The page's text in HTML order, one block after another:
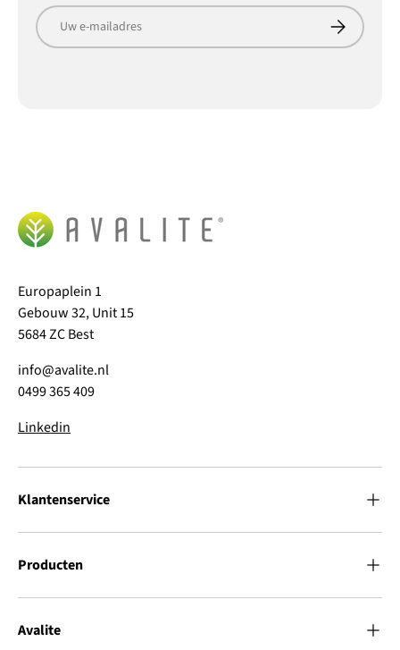
E-mailadres Abonneer
Europaplein 1
Gebouw 32, Unit 15
5684 ZC Best
info@avalite.nl
0499 365 409
Linkedin
Klantenservice
Producten
Avalite